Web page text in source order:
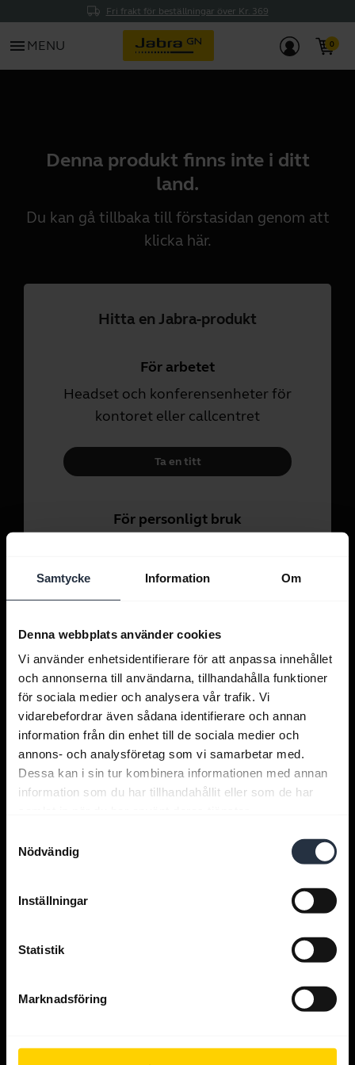
Fri frakt för beställningar över Kr. 369
Samtycke Information Om
Denna webbplats använder cookies
Vi använder enhetsidentifierare för att anpassa innehållet
och annonserna till användarna, tillhandahålla funktioner
för sociala medier och analysera vår trafik. Vi
vidarebefordrar även sådana identifierare och annan
information från din enhet till de sociala medier och
annons- och analysföretag som vi samarbetar med.
Dessa kan i sin tur kombinera informationen med annan
information som du har tillhandahållit eller som de har
Nödvändig
Inställningar
Statistik
Marknadsföring
menu MENU
Denna produkt finns inte i ditt
land.
Du kan gå tillbaka till förstasidan genom att
klicka här.
Hitta en Jabra-produkt
För arbetet
Headset och konferensenheter för
kontoret eller callcentret
Ta en titt
För personligt bruk
Få hjälp:
Jabras appar